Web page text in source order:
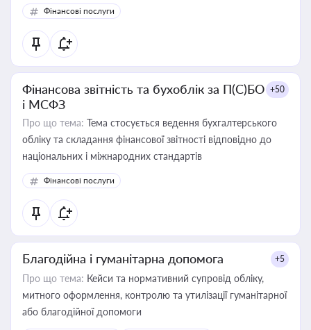
Фінансові послуги
Фінансова звітність та бухоблік за П(С)БО
і МСФЗ
+50
Про що тема: Тема стосується ведення бухгалтерського
обліку та складання фінансової звітності відповідно до
національних і міжнародних стандартів
Фінансові послуги
Благодійна і гуманітарна допомога +5
Про що тема: Кейси та нормативний супровід обліку,
митного оформлення, контролю та утилізації гуманітарної
або благодійної допомоги